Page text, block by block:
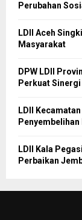
Perubahan
LDII Aceh
Masyarakat
DPW LDII
Perkuat
LDII
LDII Kala
Perbaikan